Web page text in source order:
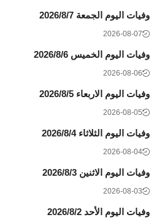
وفيات اليوم الجمعة 2026/8/7
2026-08-07
وفيات اليوم الخميس 2026/8/6
2026-08-06
وفيات اليوم الاربعاء 2026/8/5
2026-08-05
وفيات اليوم الثلاثاء 2026/8/4
2026-08-04
وفيات اليوم الاثنين 2026/8/3
2026-08-03
وفيات اليوم الأحد 2026/8/2